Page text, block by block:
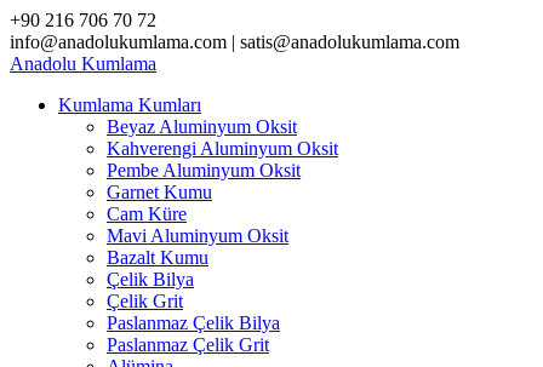
Skip
to
content
+90 216 706 70 72
info@anadolukumlama.com | satis@anadolukumlama.com
Anadolu Kumlama
Kumlama Kumları
Beyaz Aluminyum Oksit
Kahverengi Aluminyum Oksit
Pembe Aluminyum Oksit
Garnet Kumu
Cam Küre
Mavi Aluminyum Oksit
Bazalt Kumu
Çelik Bilya
Çelik Grit
Paslanmaz Çelik Bilya
Paslanmaz Çelik Grit